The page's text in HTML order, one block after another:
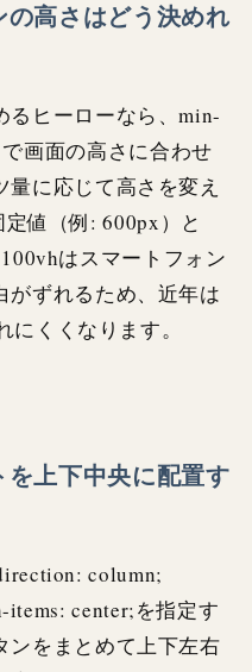
高さはどう決めれ
るヒーローなら、min-
画面の高さに合わせ
に応じて高さを変え
値（例: 600px）と
はスマートフォン
がずれるため、近年は
くくなります。
上下中央に配置す
column;
center;を指定す
ンをまとめて上下左右